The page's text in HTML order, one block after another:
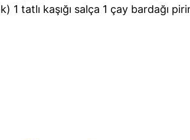
1 tatlı kaşığı salça 1 çay bardağı